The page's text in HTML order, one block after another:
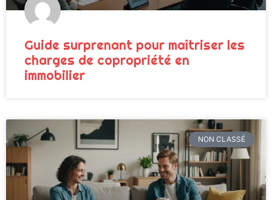
Guide surprenant pour maîtriser les
charges de copropriété en
immobilier
NON CLASSÉ